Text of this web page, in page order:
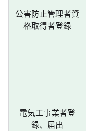
公害防止管理者資
格取得者登録
電気工事業者登
録、届出